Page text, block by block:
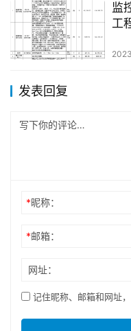
监
工
发表回复
*昵称：
*邮箱：
网址：
记住昵称、邮箱和网址